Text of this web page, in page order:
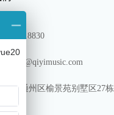
京市通州区榆景苑别墅区27栋